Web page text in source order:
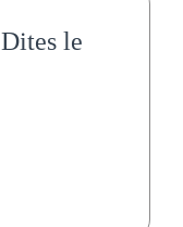
Dites le